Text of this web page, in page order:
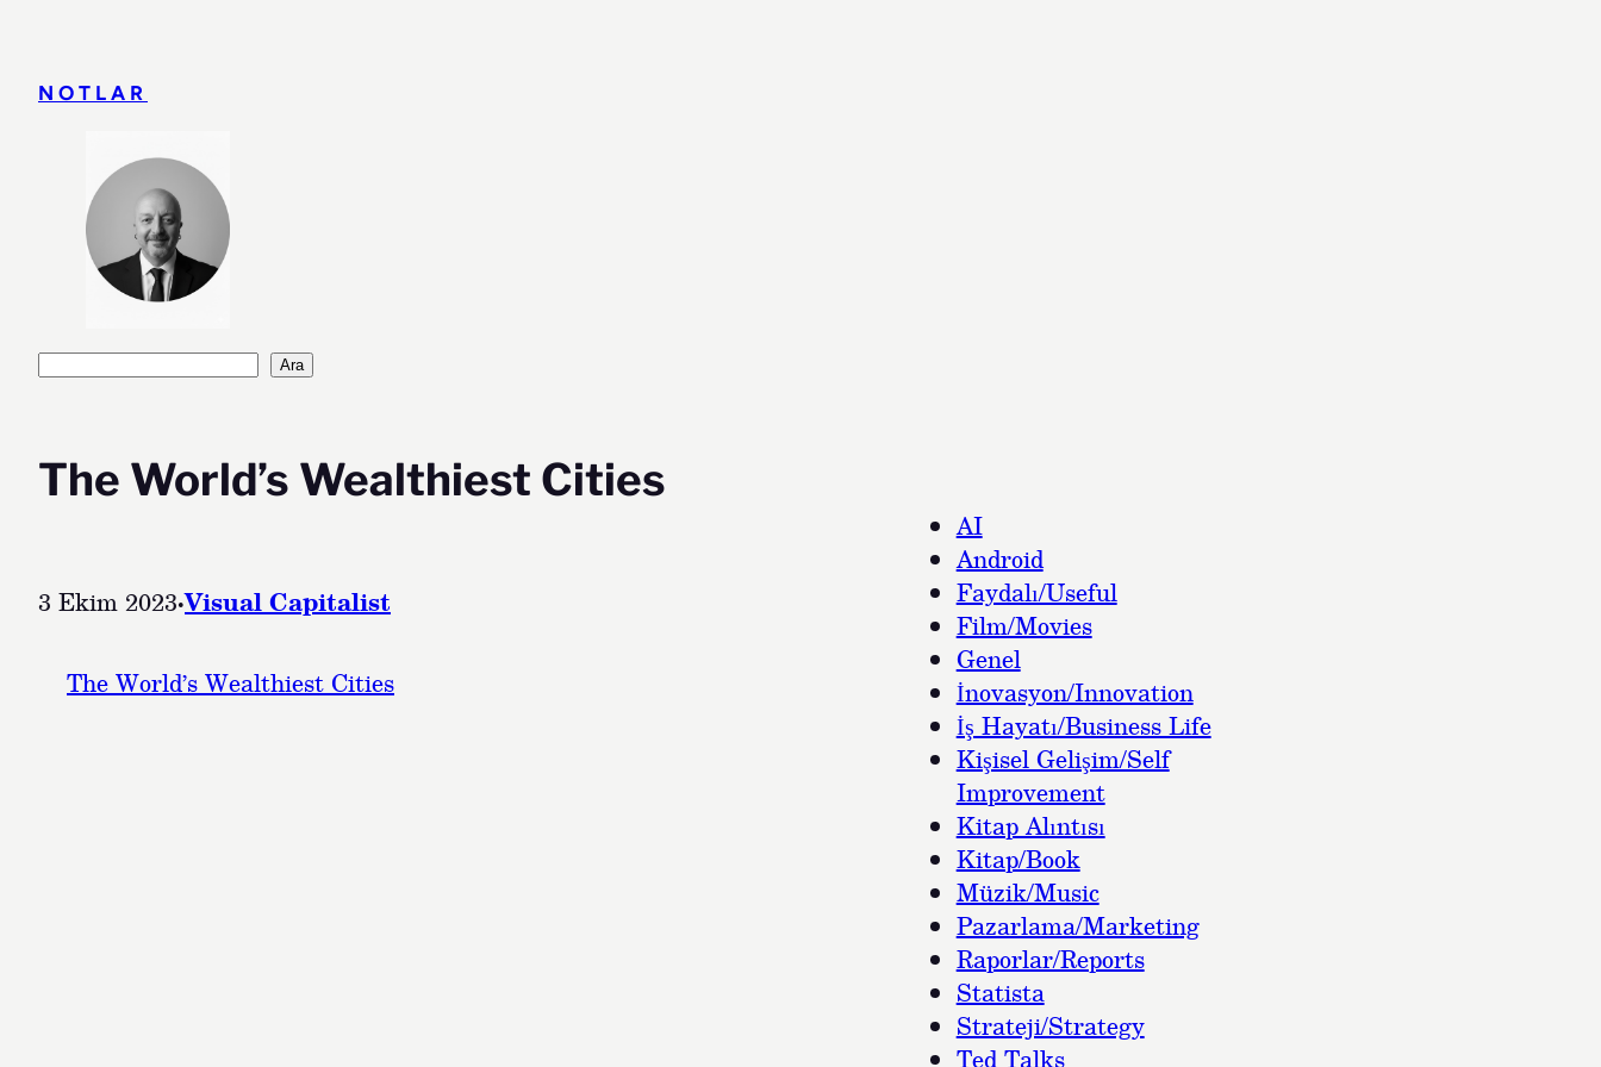
NOTLAR
Ara Ara
The World’s Wealthiest Cities
3 Ekim 2023·Visual Capitalist
The World’s Wealthiest Cities
AI
Android
Faydalı/Useful
Film/Movies
Genel
İnovasyon/Innovation
İş Hayatı/Business Life
Kişisel Gelişim/Self
Improvement
Kitap Alıntısı
Kitap/Book
Müzik/Music
Pazarlama/Marketing
Raporlar/Reports
Statista
Strateji/Strategy
Ted Talks